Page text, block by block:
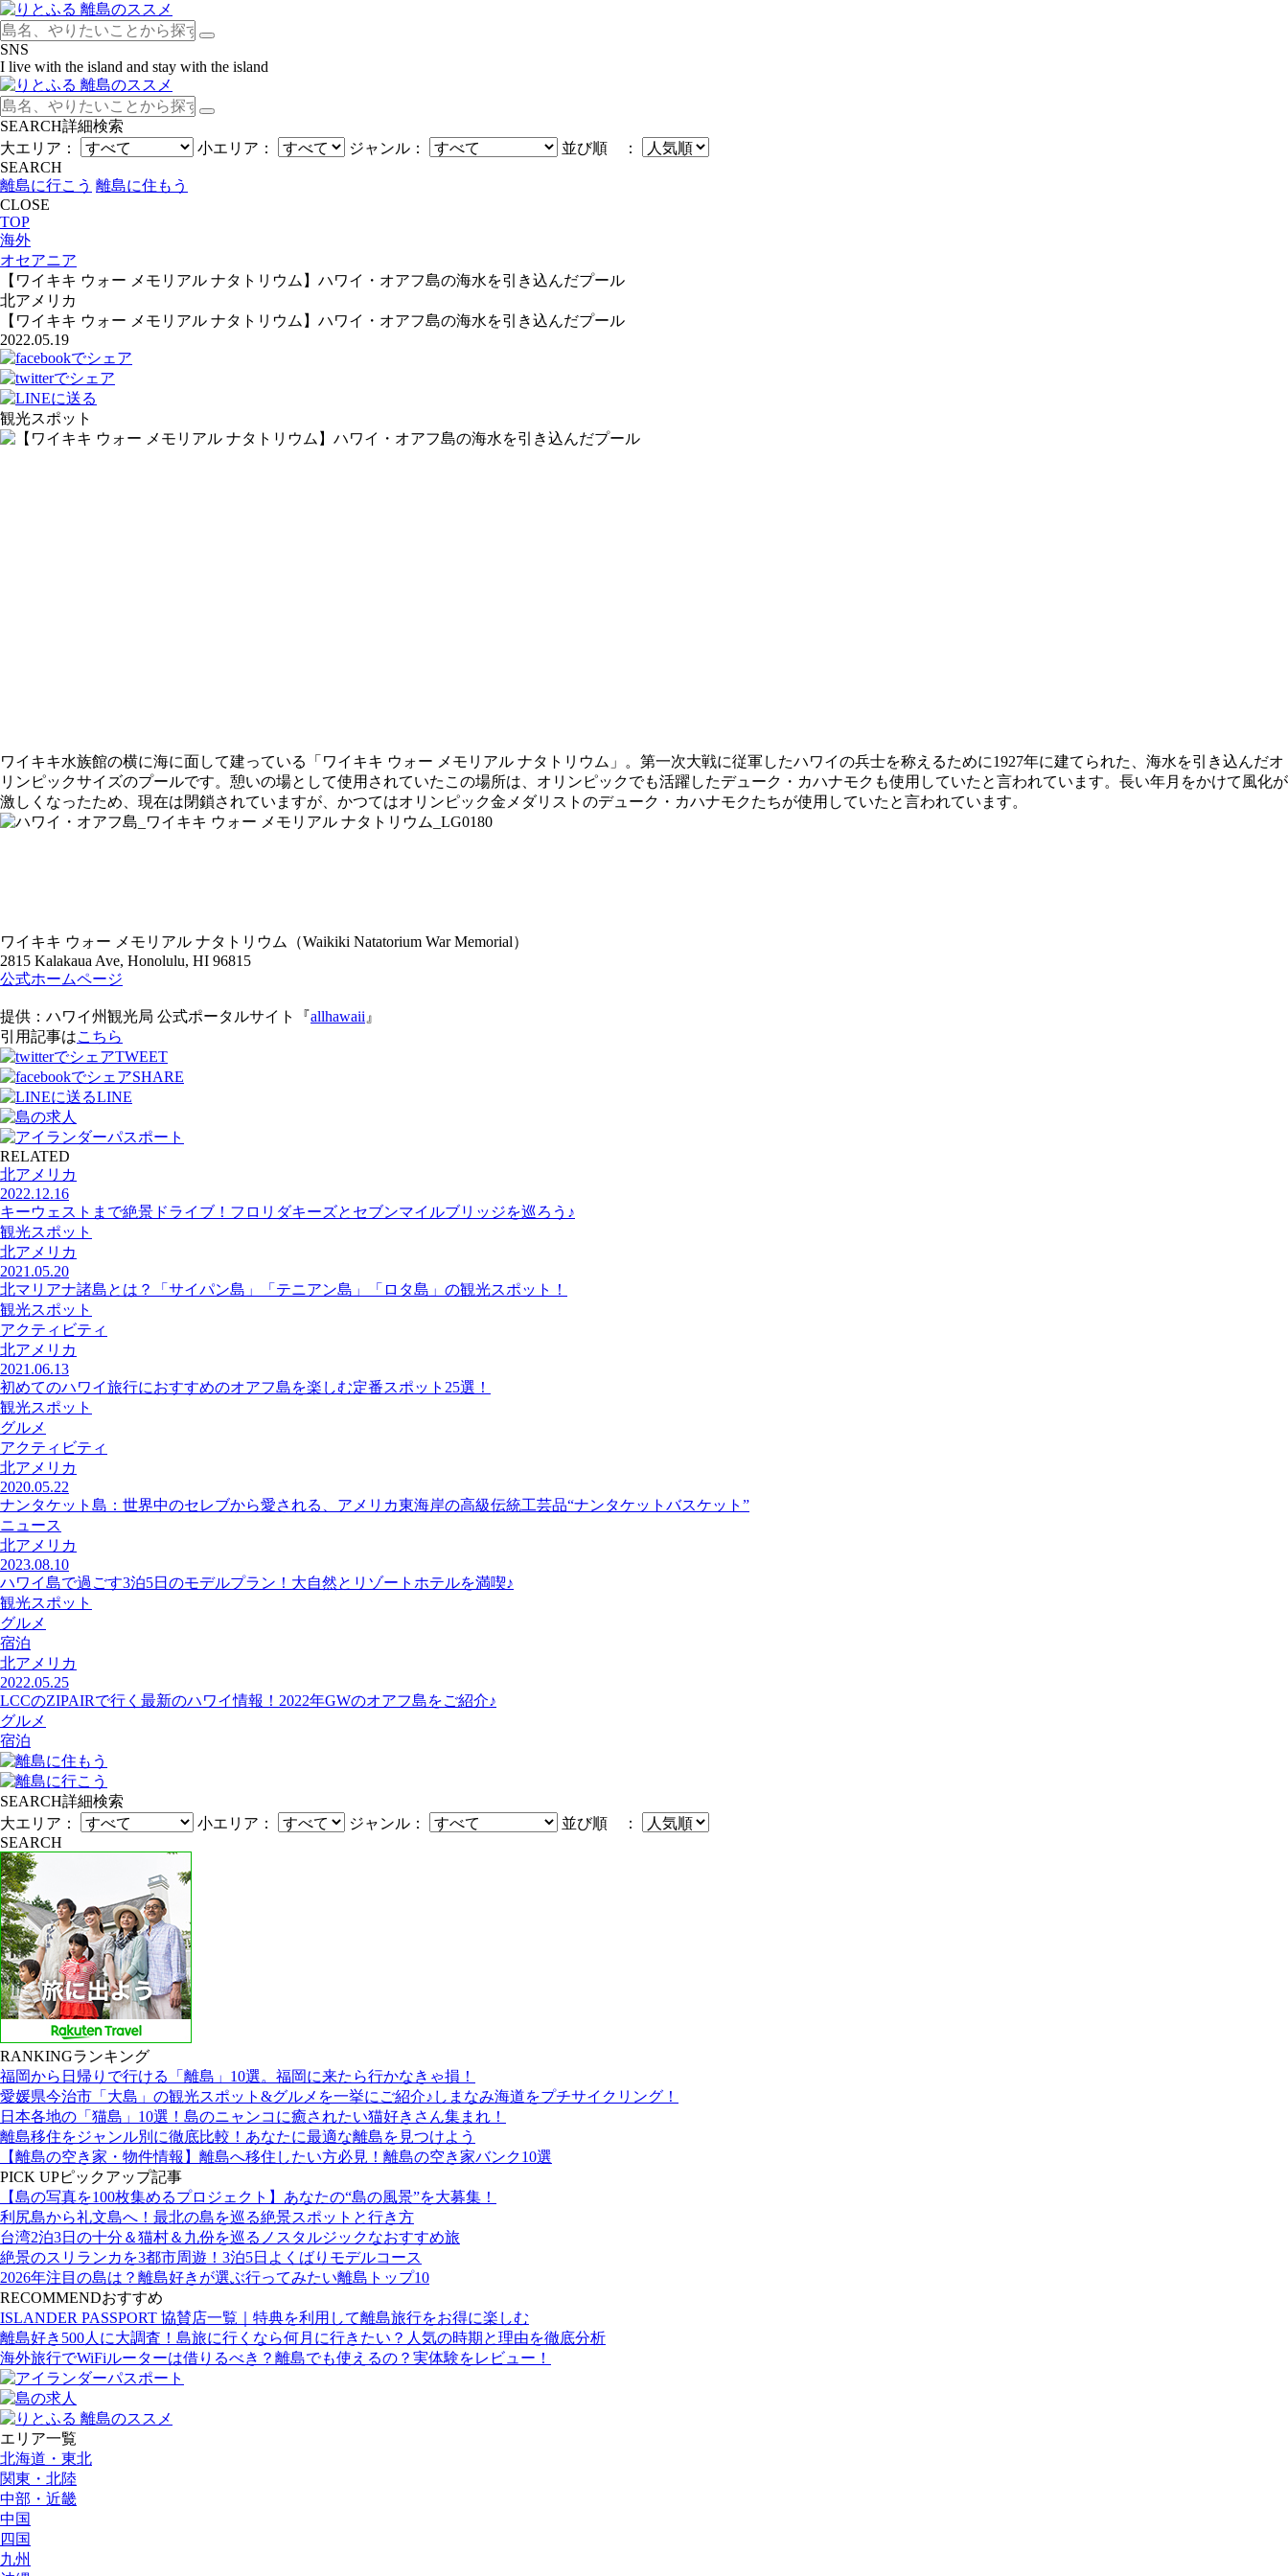
SNS
I live with the island and stay with the island
SEARCH詳細検索
大エリア：
小エリア： ジャンル：
並び順 ：
SEARCH
離島に行こう 離島に住もう
CLOSE
TOP
海外
オセアニア
【ワイキキ ウォー メモリアル ナタトリウム】ハワイ・オアフ島の海水を引き込んだプール
北アメリカ
【ワイキキ ウォー メモリアル ナタトリウム】ハワイ・オアフ島の海水を引き込んだプール
2022.05.19
観光スポット
ワイキキ水族館の横に海に面して建っている「ワイキキ ウォー メモリアル ナタトリウム」。第一次大戦に従軍したハワイの兵士を称えるために1927年に建てられた、海水を引き込んだオ
リンピックサイズのプールです。憩いの場として使用されていたこの場所は、オリンピックでも活躍したデューク・カハナモクも使用していたと言われています。長い年月をかけて風化が
激しくなったため、現在は閉鎖されていますが、かつてはオリンピック金メダリストのデューク・カハナモクたちが使用していたと言われています。
ワイキキ ウォー メモリアル ナタトリウム（Waikiki Natatorium War Memorial）
2815 Kalakaua Ave, Honolulu, HI 96815
公式ホームページ
提供：ハワイ州観光局 公式ポータルサイト『allhawaii 』
引用記事はこちら
TWEET
SHARE
LINE
RELATED
北アメリカ
2022.12.16
キーウェストまで絶景ドライブ！フロリダキーズとセブンマイルブリッジを巡ろう♪
観光スポット
北アメリカ
2021.05.20
北マリアナ諸島とは？「サイパン島」「テニアン島」「ロタ島」の観光スポット！
観光スポット
アクティビティ
北アメリカ
2021.06.13
初めてのハワイ旅行におすすめのオアフ島を楽しむ定番スポット25選！
観光スポット
グルメ
アクティビティ
北アメリカ
2020.05.22
ナンタケット島：世界中のセレブから愛される、アメリカ東海岸の高級伝統工芸品“ナンタケットバスケット”
ニュース
北アメリカ
2023.08.10
ハワイ島で過ごす3泊5日のモデルプラン！大自然とリゾートホテルを満喫♪
観光スポット
グルメ
宿泊
北アメリカ
2022.05.25
LCCのZIPAIRで行く最新のハワイ情報！2022年GWのオアフ島をご紹介♪
グルメ
宿泊
SEARCH詳細検索
大エリア：
小エリア： ジャンル：
並び順 ：
SEARCH
RANKINGランキング
福岡から日帰りで行ける「離島」10選。福岡に来たら行かなきゃ損！
愛媛県今治市「大島」の観光スポット&グルメを一挙にご紹介♪しまなみ海道をプチサイクリング！
日本各地の「猫島」10選！島のニャンコに癒されたい猫好きさん集まれ！
離島移住をジャンル別に徹底比較！あなたに最適な離島を見つけよう
【離島の空き家・物件情報】離島へ移住したい方必見！離島の空き家バンク10選
PICK UPピックアップ記事
【島の写真を100枚集めるプロジェクト】あなたの“島の風景”を大募集！
利尻島から礼文島へ！最北の島を巡る絶景スポットと行き方
台湾2泊3日の十分＆猫村＆九份を巡るノスタルジックなおすすめ旅
絶景のスリランカを3都市周遊！3泊5日よくばりモデルコース
2026年注目の島は？離島好きが選ぶ行ってみたい離島トップ10
RECOMMENDおすすめ
ISLANDER PASSPORT 協賛店一覧｜特典を利用して離島旅行をお得に楽しむ
離島好き500人に大調査！島旅に行くなら何月に行きたい？人気の時期と理由を徹底分析
海外旅行でWiFiルーターは借りるべき？離島でも使えるの？実体験をレビュー！
エリア一覧
北海道・東北
関東・北陸
中部・近畿
中国
四国
九州